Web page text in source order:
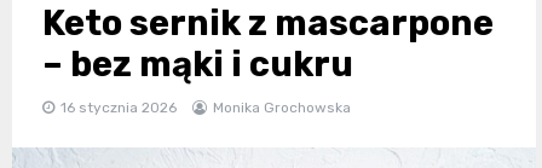
Keto sernik z mascarpone
– bez mąki i cukru
16 stycznia 2026 Monika Grochowska